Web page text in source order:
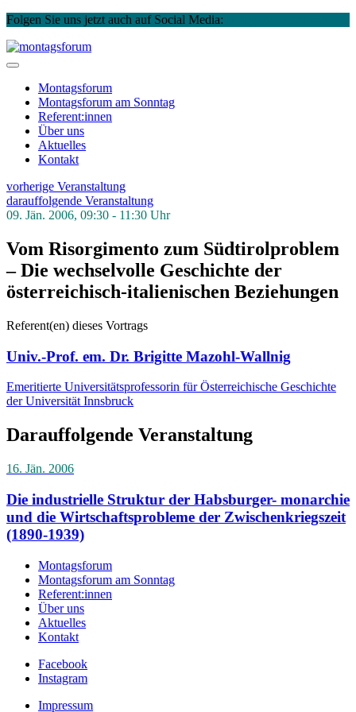
Folgen Sie uns jetzt auch auf Social Media:
Skip
to
Montagsforum
Montagsforum am Sonntag
Referent:innen
Über uns
Aktuelles
Kontakt
vorherige Veranstaltung
darauffolgende Veranstaltung
09. Jän. 2006, 09:30 - 11:30 Uhr
Vom Risorgimento zum Südtirolproblem
– Die wechselvolle Geschichte der
österreichisch-italienischen Beziehungen
Referent(en) dieses Vortrags
Univ.-Prof. em. Dr. Brigitte Mazohl-Wallnig
Emeritierte Universitätsprofessorin für Österreichische Geschichte
der Universität Innsbruck
Darauffolgende Veranstaltung
16. Jän. 2006
Die industrielle Struktur der Habsburger- monarchie
und die Wirtschaftsprobleme der Zwischenkriegszeit
(1890-1939)
Montagsforum
Montagsforum am Sonntag
Referent:innen
Über uns
Aktuelles
Kontakt
Facebook
Instagram
Impressum